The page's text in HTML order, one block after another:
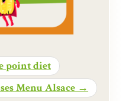
point diet
Menu Alsace →